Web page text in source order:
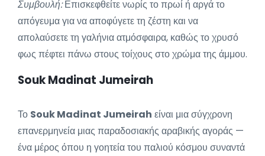
Συμβουλή:Επισκεφθείτε νωρίς το πρωί ή αργά το
απόγευμα για να αποφύγετε τη ζέστη και να
απολαύσετε τη γαλήνια ατμόσφαιρα, καθώς το χρυσό
φως πέφτει πάνω στους τοίχους στο χρώμα της άμμου.
Souk Madinat Jumeirah
Το Souk Madinat Jumeirah είναι μια σύγχρονη
επανερμηνεία μιας παραδοσιακής αραβικής αγοράς —
ένα μέρος όπου η γοητεία του παλιού κόσμου συναντά